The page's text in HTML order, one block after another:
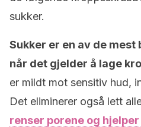
sukker.
Sukker er en av de
når det gjelder å lage
er mildt mot sensitiv hud,
Det eliminerer også lett
renser porene og